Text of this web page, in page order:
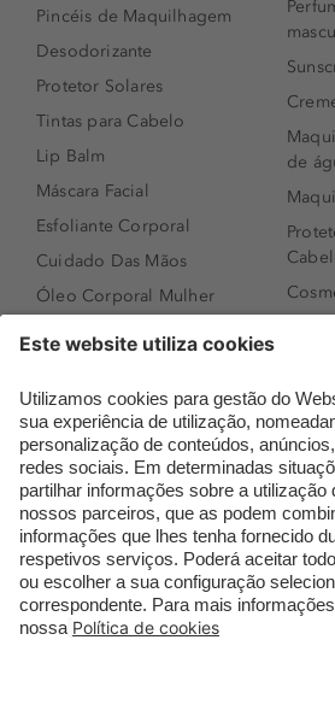
Pincéis de Maquilhagem
Desodorizante
Protetor Solares
Tintas para Cabelo
Lip Balm
Máscara Facial
Esfoliante Corporal
Cuidado Das Mãos
Óleo Corporal Mulher
Sérum de Rosto
Body mist & Spray
corporal
Produtos para Cabelo
Homem
Espuma de Limpeza
Facial
Dermocosmética
de
TOP